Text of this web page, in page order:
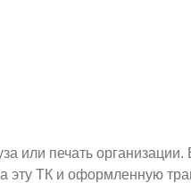
или печать организации.
эту ТК и оформленную